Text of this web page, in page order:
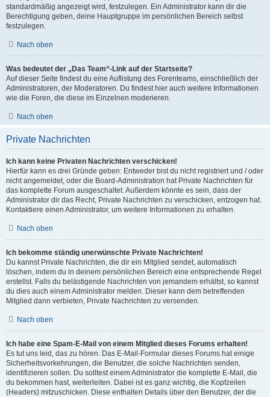
standardmäßig angezeigt wird, festzulegen. Ein Administrator kann dir die
Berechtigung geben, deine Hauptgruppe im persönlichen Bereich selbst
festzulegen.
Nach oben
Was bedeutet der „Das Team“-Link auf der Startseite?
Auf dieser Seite findest du eine Auflistung des Forenteams, einschließlich der
Administratoren, der Moderatoren. Du findest hier auch weitere Informationen
wie die Foren, die diese im Einzelnen moderieren.
Nach oben
Private Nachrichten
Ich kann keine Privaten Nachrichten verschicken!
Hierfür kann es drei Gründe geben: Entweder bist du nicht registriert und / oder
nicht angemeldet, oder die Board-Administration hat Private Nachrichten für
das komplette Forum ausgeschaltet. Außerdem könnte es sein, dass der
Administrator dir das Recht, Private Nachrichten zu verschicken, entzogen hat.
Kontaktiere einen Administrator, um weitere Informationen zu erhalten.
Nach oben
Ich bekomme ständig unerwünschte Private Nachrichten!
Du kannst Private Nachrichten, die dir ein Mitglied sendet, automatisch
löschen, indem du in deinem persönlichen Bereich eine entsprechende Regel
erstellst. Falls du belästigende Nachrichten von jemandem erhältst, so kannst
du dies auch einem Administrator melden. Dieser kann dem betreffenden
Mitglied dann verbieten, Private Nachrichten zu versenden.
Nach oben
Ich habe eine Spam-E-Mail von einem Mitglied dieses Forums erhalten!
Es tut uns leid, das zu hören. Das E-Mail-Formular dieses Forums hat einige
Sicherheitsvorkehrungen, die Benutzer, die solche Nachrichten senden,
identifizieren sollen. Du solltest einem Administrator die komplette E-Mail, die
du bekommen hast, weiterleiten. Dabei ist es ganz wichtig, die Kopfzeilen
(Headers) mitzuschicken. Diese enthalten Details über den Benutzer, der die